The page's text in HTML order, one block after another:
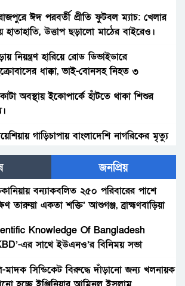
ঈদ পরবর্তী প্রীতি ফুটবল ম্যাচ: খেলার
হাতাহাতি, উত্তাপ ছড়ালো মাঠের বাইরেও।
নিয়ন্ত্রণ হারিয়ে রোড ডিভাইডারে
ধাক্কা, ভাই-বোনসহ নিহত ৩
অবস্থায় ইকোপার্কে হাঁটতে থাকা শিশুর
গাড়িচাপায় বাংলাদেশি নাগরিকের মৃত্যু
আতশবাজির দোকানে বিস্ফোরণ, নিহত ১২
নিহত ১,গুরুতর আহত শতাধিক
জনপ্রিয়
বন্যাকবলিত ২৫০ পরিবারের পাশে
তারুয়া একতা শক্তি’ আশুগঞ্জ, ব্রাহ্মণবাড়িয়া
Knowledge Of Bangladesh
এর সাথে ইউএনও’র বিনিময় সভা
মাদক সিন্ডিকেট বিরুদ্ধে দাঁড়ানো জন্য খলনায়ক